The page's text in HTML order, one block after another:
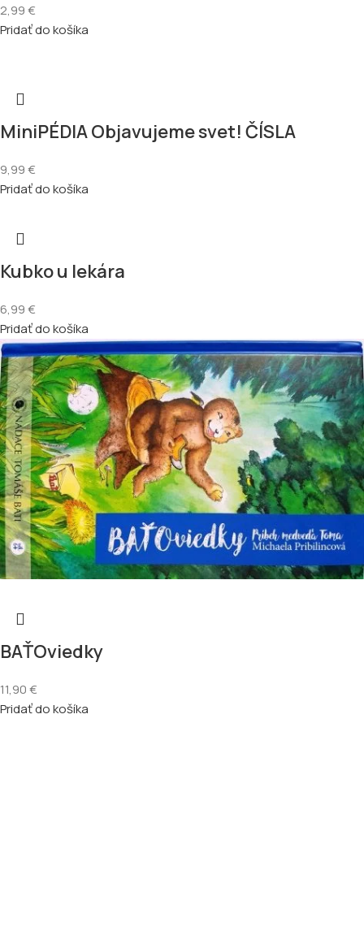
2,99€
Pridať do košíka
MiniPÉDIA Objavujeme svet! ČÍSLA
9,99€
Pridať do košíka
Kubko u lekára
6,99€
Pridať do košíka
BAŤOviedky
11,90€
Pridať do košíka